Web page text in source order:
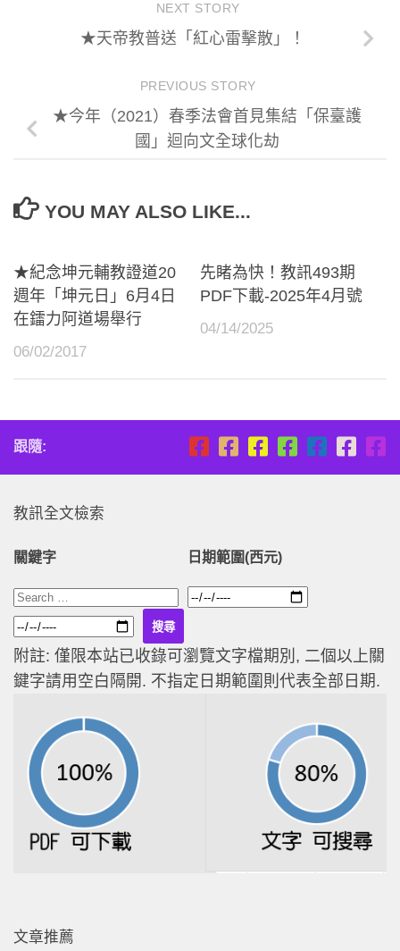
NEXT STORY
★天帝教普送「紅心雷擊散」！
PREVIOUS STORY
★今年（2021）春季法會首見集結「保臺護
國」迴向文全球化劫
YOU MAY ALSO LIKE...
★紀念坤元輔教證道20
週年「坤元日」6月4日
在鐳力阿道場舉行
06/02/2017
先睹為快！教訊493期
PDF下載-2025年4月號
04/14/2025
跟隨:
教訊全文檢索
關鍵字 日期範圍(西元)
附註: 僅限本站已收錄可瀏覽文字檔期別, 二個以上關
鍵字請用空白隔開. 不指定日期範圍則代表全部日期.
文章推薦